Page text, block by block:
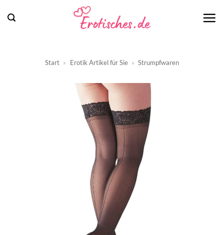
Inhalt
Start » Erotik Artikel für Sie » Strumpfwaren